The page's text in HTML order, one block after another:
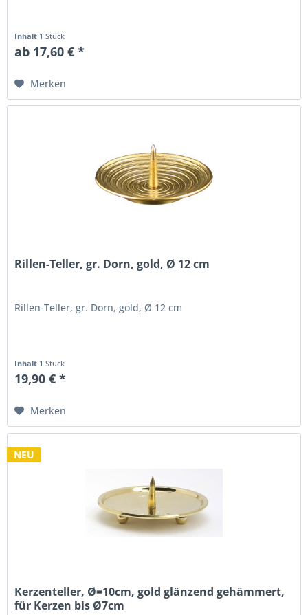
Inhalt 1 Stück
ab 17,60 € *
Merken
Rillen-Teller, gr. Dorn, gold, Ø 12 cm
Rillen-Teller, gr. Dorn, gold, Ø 12 cm
Inhalt 1 Stück
19,90 € *
Merken
NEU
Kerzenteller, Ø=10cm, gold glänzend gehämmert,
für Kerzen bis Ø7cm